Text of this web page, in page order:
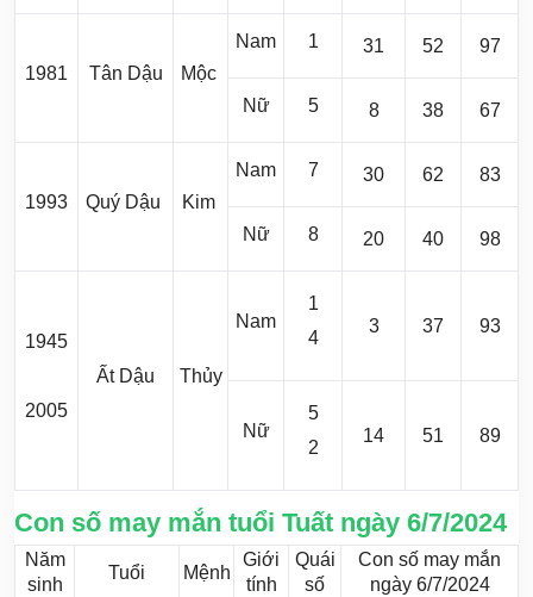
1981 Tân Dậu Mộc
Nam 1 31 52 97
Nữ 5 8 38 67
1993 Quý Dậu Kim
Nam 7 30 62 83
Nữ 8 20 40 98
1945
2005
Ất Dậu Thủy
Nam
1
4
3 37 93
Nữ
5
2
14 51 89
Con số may mắn tuổi Tuất ngày 6/7/2024
Năm
sinh
Tuổi Mệnh
Giới
tính
Quái
số
Con số may mắn
ngày 6/7/2024